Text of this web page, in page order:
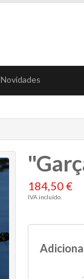
Novidades
184,50 €
IVA incluído.